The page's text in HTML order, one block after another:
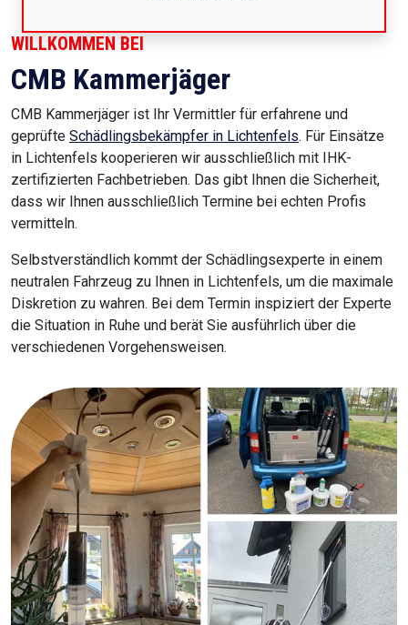
WILLKOMMEN BEI
CMB Kammerjäger
CMB Kammerjäger ist Ihr Vermittler für erfahrene und
geprüfte Schädlingsbekämpfer in Lichtenfels. Für Einsätze
in Lichtenfels kooperieren wir ausschließlich mit IHK-
zertifizierten Fachbetrieben. Das gibt Ihnen die Sicherheit,
dass wir Ihnen ausschließlich Termine bei echten Profis
vermitteln.
Selbstverständlich kommt der Schädlingsexperte in einem
neutralen Fahrzeug zu Ihnen in Lichtenfels, um die maximale
Diskretion zu wahren. Bei dem Termin inspiziert der Experte
die Situation in Ruhe und berät Sie ausführlich über die
verschiedenen Vorgehensweisen.